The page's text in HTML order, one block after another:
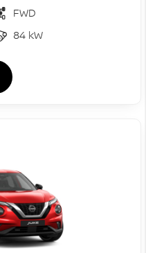
FWD
84 kW